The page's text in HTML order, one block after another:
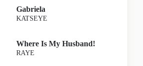
Gabriela
KATSEYE
Where Is My Husband!
RAYE